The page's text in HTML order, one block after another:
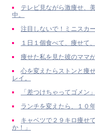
テレビ見ながら激痩せ、
中。
注目しないで！ミニスカ
１日１個食べて、痩せて
痩せた私を見た彼のママ
心を変えたらストンと痩
レイ。
「差つけちゃってゴメン
ランチを変えたら、１０
キャベツで２９キロ痩せ
か！」